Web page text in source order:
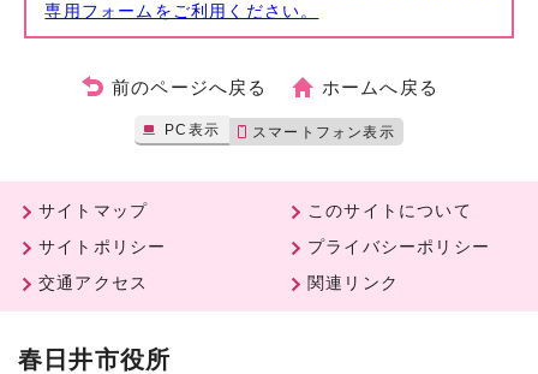
専用フォームをご利用ください。
前のページへ戻る ホームへ戻る
PC表示 スマートフォン表示
サイトマップ
このサイトについて
サイトポリシー
プライバシーポリシー
交通アクセス
関連リンク
春日井市役所